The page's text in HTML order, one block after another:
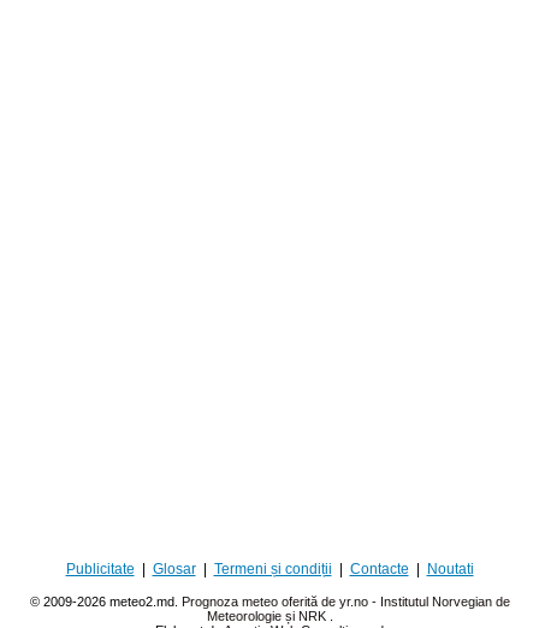
Publicitate Glosar| Termeni și condiții Contacte Noutati
© 2009-2026 meteo2.md. Prognoza meteo oferită de yr.no - Institutul Norvegian de
Meteorologie și NRK